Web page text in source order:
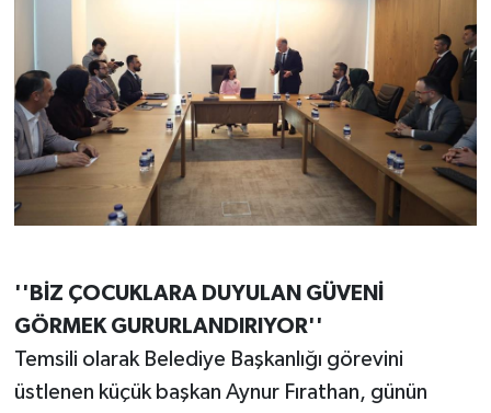
''BİZ ÇOCUKLARA DUYULAN GÜVENİ
GÖRMEK GURURLANDIRIYOR''
Temsili olarak Belediye Başkanlığı görevini
üstlenen küçük başkan Aynur Fırathan, günün